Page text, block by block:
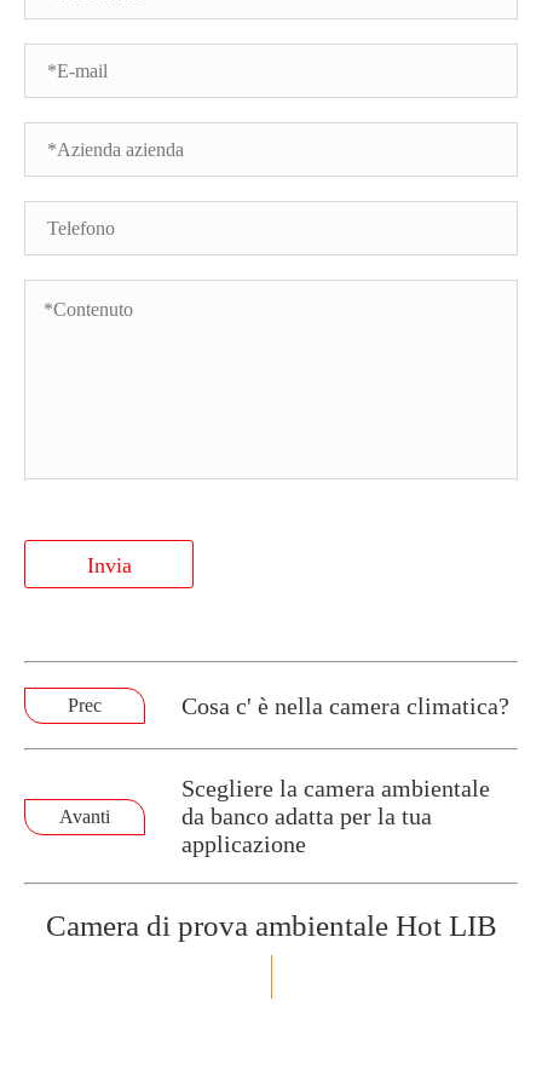
Invia
Prec Cosa c' è nella camera climatica?
Avanti
Scegliere la camera ambientale
da banco adatta per la tua
applicazione
Camera di prova ambientale Hot LIB